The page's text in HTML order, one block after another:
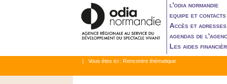
l'odia normandie
equipe et contacts
Accès et adresses
agendas de
Les aides
| Vous êtes ici : Rencontre thématique